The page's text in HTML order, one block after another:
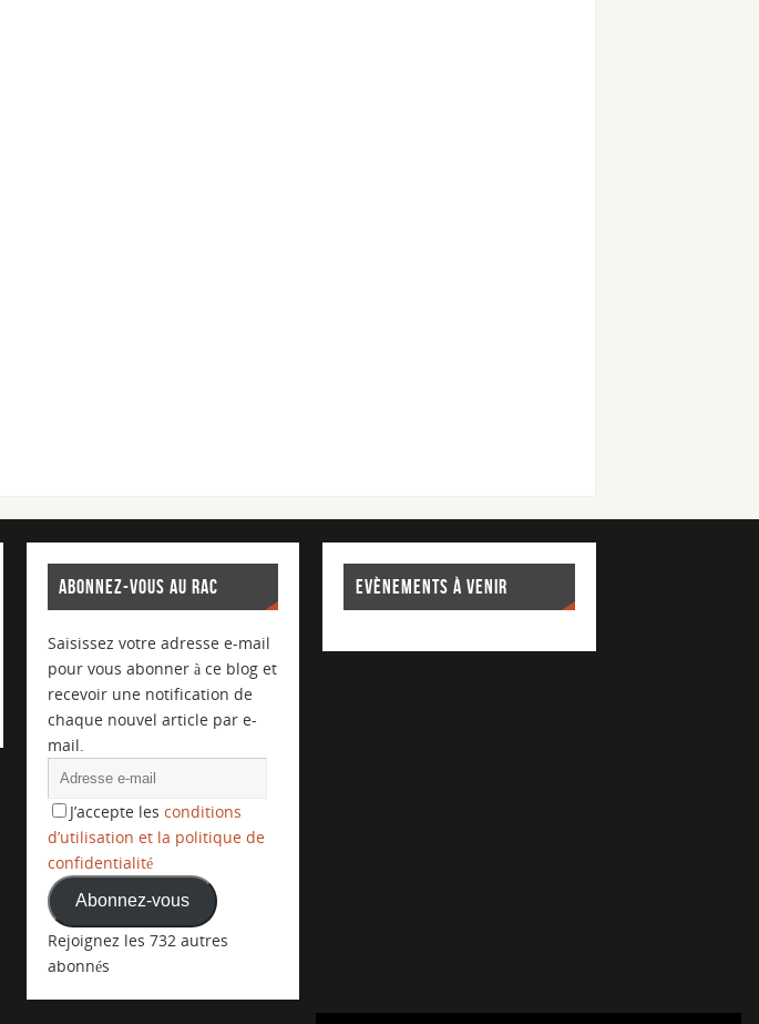
ABONNEZ-VOUS AU RAC
Saisissez votre adresse e-mail
pour vous abonner à ce blog et
recevoir une notification de
chaque nouvel article par e-
mail.
J’accepte les conditions
d’utilisation et la politique de
confidentialité
Abonnez-vous
Rejoignez les 732 autres
abonnés
EVÈNEMENTS À VENIR